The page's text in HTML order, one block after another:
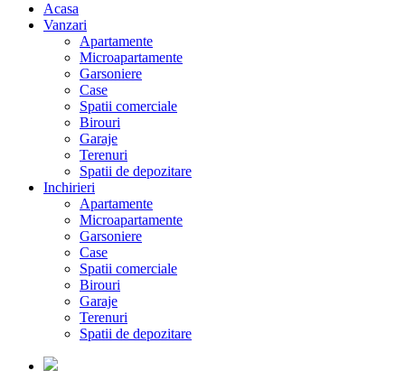
Acasa
Vanzari
Apartamente
Microapartamente
Garsoniere
Case
Spatii comerciale
Birouri
Garaje
Terenuri
Spatii de depozitare
Inchirieri
Apartamente
Microapartamente
Garsoniere
Case
Spatii comerciale
Birouri
Garaje
Terenuri
Spatii de depozitare